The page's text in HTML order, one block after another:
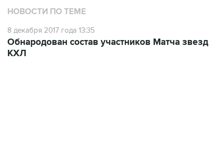
НОВОСТИ ПО ТЕМЕ
8 декабря 2017 года 13:35
Обнародован состав участников Матча звезд
КХЛ